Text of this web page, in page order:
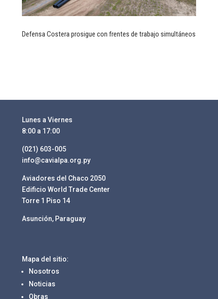
Defensa Costera prosigue con frentes de trabajo simultáneos
Lunes a Viernes
8:00 a 17:00
(021) 603-005
info@cavialpa.org.py
Aviadores del Chaco 2050
Edificio World Trade Center
Torre 1 Piso 14
Asunción, Paraguay
Mapa del sitio:
Nosotros
Noticias
Obras